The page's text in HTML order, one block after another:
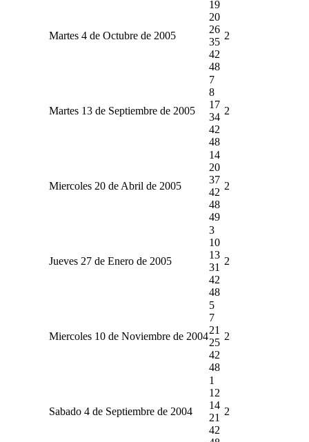
Martes 4 de Octubre de 2005
19
20
26
35
42
48
2
Martes 13 de Septiembre de 2005
7
8
17
34
42
48
2
Miercoles 20 de Abril de 2005
14
20
37
42
48
49
2
Jueves 27 de Enero de 2005
3
10
13
31
42
48
2
Miercoles 10 de Noviembre de 2004
5
7
21
25
42
48
2
Sabado 4 de Septiembre de 2004
1
12
14
21
42
2